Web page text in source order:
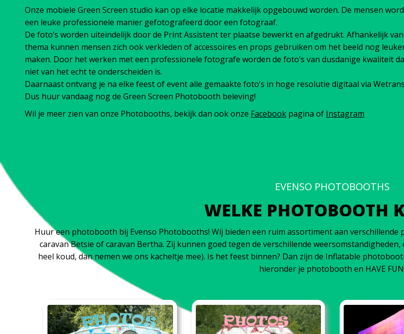
Onze mobiele Green Screen studio kan op elke locatie makkelijk opgebouwd worden. De mensen
een leuke professionele manier gefotografeerd door een fotograaf.
De foto’s worden uiteindelijk door de Print Assistent ter plaatse bewerkt en afgedrukt. Afhankelijk
thema kunnen mensen zich ook verkleden of accessoires en props gebruiken om het beeld nog
maken. Door het werken met een professionele fotografe worden de foto’s van dusdanige kwaliteit
niet van het echt te onderscheiden is.
Daarnaast ontvang je na elke feest of event alle gemaakte foto’s in hoge resolutie digitaal via
Dus huur vandaag nog de Green Screen Photobooth beleving!
Wil je meer zien van onze Photobooths, bekijk dan ook onze Facebook pagina of Instagram
EVENSO PHOTOBOOTHS
WELKE PHOTOBOOTH
Huur een photobooth bij Evenso Photobooths! Wij bieden een ruim assortiment aan
caravan Betsie of caravan Bertha. Zij kunnen goed tegen de verschillende
heel koud, dan nemen we ons kacheltje mee). Is het feest binnen? Dan zijn de Inflatable
hieronder je photobooth en HAVE